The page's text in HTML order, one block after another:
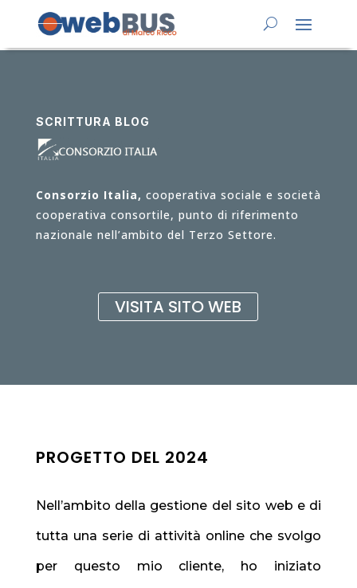
SCRITTURA BLOG
Consorzio Italia, cooperativa sociale e società
cooperativa consortile, punto di riferimento
nazionale nell’ambito del Terzo Settore.
VISITA SITO WEB
PROGETTO DEL 2024
Nell’ambito della gestione del sito web e di
tutta una serie di attività online che svolgo
per questo mio cliente, ho iniziato